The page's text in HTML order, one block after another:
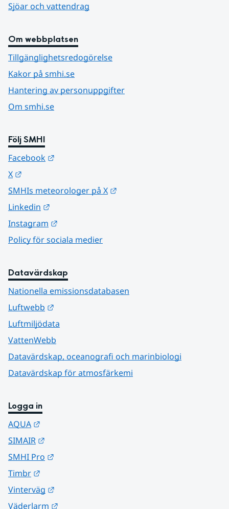
Sjöar och vattendrag
Om webbplatsen
Tillgänglighetsredogörelse
Kakor på smhi.se
Hantering av personuppgifter
Om smhi.se
Följ SMHI
Facebook
X
SMHIs meteorologer på X
Linkedin
Instagram
Policy för sociala medier
Datavärdskap
Nationella emissionsdatabasen
Luftwebb
Luftmiljödata
VattenWebb
Datavärdskap, oceanografi och marinbiologi
Datavärdskap för atmosfärkemi
Logga in
AQUA
SIMAIR
SMHI Pro
Timbr
Vinterväg
Väderlarm